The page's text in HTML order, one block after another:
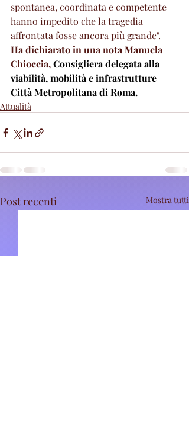
spontanea, coordinata e competente
hanno impedito che la tragedia
affrontata fosse ancora più grande".
Ha dichiarato in una nota Manuela
Chioccia, Consigliera delegata alla
viabilità, mobilità e infrastrutture
Città Metropolitana di Roma.
Attualità
Post recenti Mostra tutti